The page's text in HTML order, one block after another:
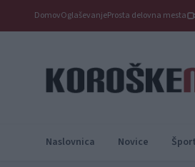
DomovOglaševanjeProsta delovna mesta
Naslovnica Novice Šport